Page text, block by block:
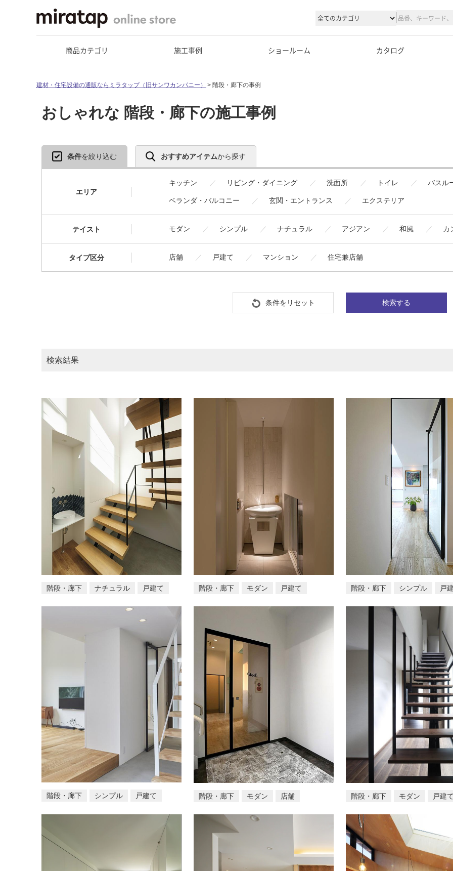
商品カテゴリ 施工事例 ショールーム カタログ
建材・住宅設備の通販ならミラタップ（旧サンワカンパニー） 階段・廊下の事例
おしゃれな 階段・廊下の施工事例
条件を絞り込む おすすめアイテムから探す
エリア
キッチン リビング・ダイニング 洗面所 トイレ バスル
ベランダ・バルコニー 玄関・エントランス エクステリア
テイスト モダン シンプル ナチュラル アジアン 和風 カ
タイプ区分 店舗 戸建て マンション 住宅兼店舗
条件をリセット 検索する
検索結果
階段・廊下 ナチュラル 戸建て 階段・廊下 モダン 戸建て 階段・廊下 シンプル 戸
階段・廊下 シンプル 戸建て 階段・廊下 モダン 店舗 階段・廊下 モダン 戸建